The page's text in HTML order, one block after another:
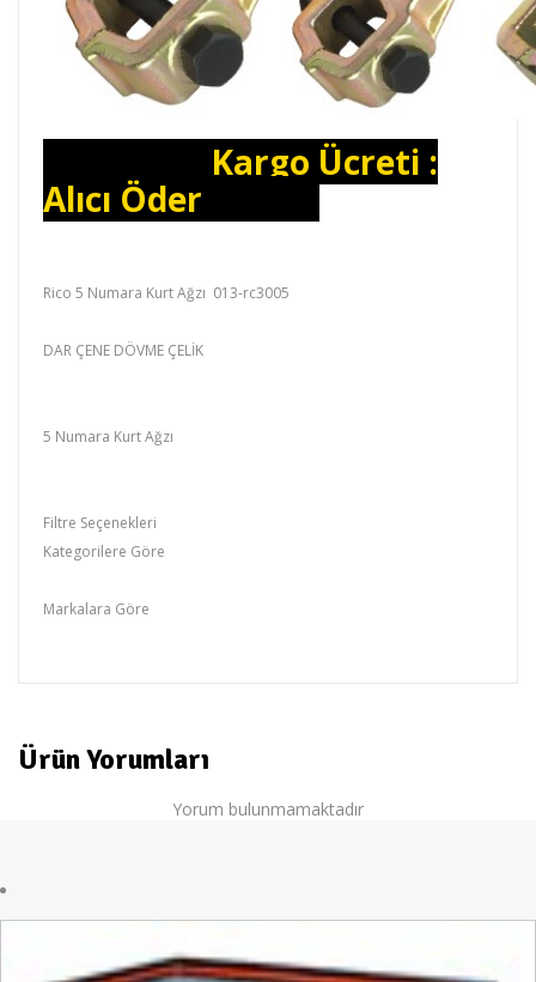
Kargo Ücreti :
Alıcı Öder
Rico 5 Numara Kurt Ağzı 013-rc3005
DAR ÇENE DÖVME ÇELİK
5 Numara Kurt Ağzı
Filtre Seçenekleri
Kategorilere Göre
Markalara Göre
Ürün Yorumları
Yorum bulunmamaktadır